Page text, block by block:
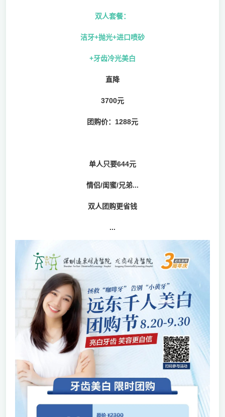
双人套餐：
洁牙+抛光+进口喷砂
+牙齿冷光美白
直降
3700元
团购价：1288元
单人只要644元
情侣/闺蜜/兄弟...
双人团购更省钱
...